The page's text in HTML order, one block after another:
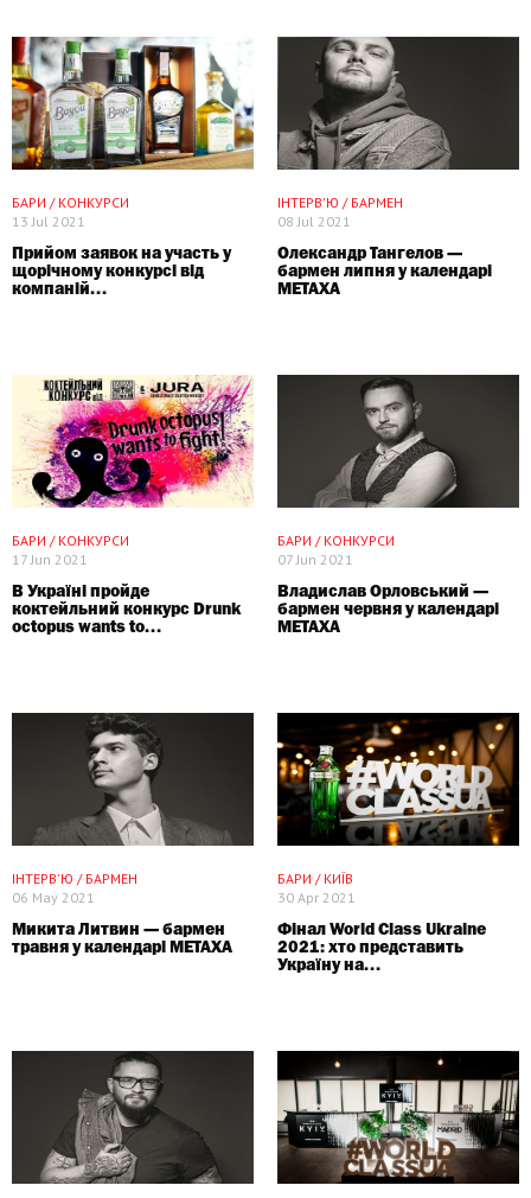
ПАРТНЕРСЬКИЙ МАТЕРІАЛ
БАРИ / КОНКУРСИ
13 Jul 2021
Прийом заявок на участь у
щорічному конкурсі від
компаній...
СПЕЦПРОЕКТ
ІНТЕРВ'Ю / БАРМЕН
08 Jul 2021
Олександр Тангелов —
бармен липня у календарі
METAXA
БАРИ / КОНКУРСИ
17 Jun 2021
В Україні пройде
коктейльний конкурс Drunk
octopus wants to...
СПЕЦПРОЕКТ
БАРИ / КОНКУРСИ
07 Jun 2021
Владислав Орловський —
бармен червня у календарі
METAXA
СПЕЦПРОЕКТ
ІНТЕРВ'Ю / БАРМЕН
06 May 2021
Микита Литвин — бармен
травня у календарі METAXA
БАРИ / КИЇВ
30 Apr 2021
Фінал World Class Ukraine
2021: хто представить
Україну на...
СПЕЦПРОЕКТ